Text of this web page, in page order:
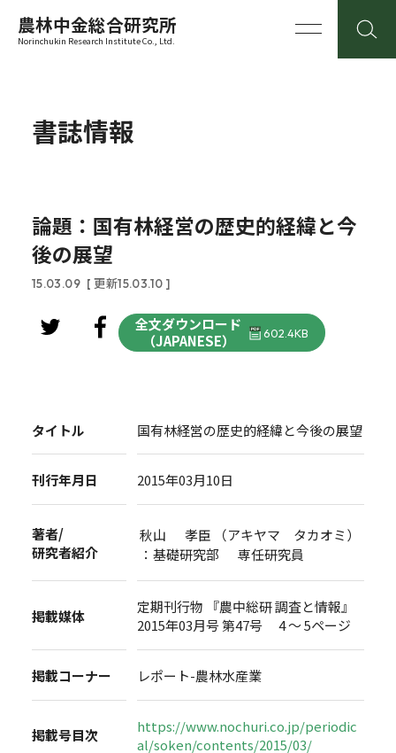
農林中金総合研究所
Norinchukin Research Institute Co., Ltd.
書誌情報
論題：国有林経営の歴史的経緯と今
後の展望
15.03.09 [ 更新15.03.10 ]
全文ダウンロード
（JAPANESE）
602.4KB
タイトル 国有林経営の歴史的経緯と今後の展望
刊行年月日 2015年03月10日
著者/
研究者紹介
秋山 孝臣 （アキヤマ タカオミ）
：基礎研究部 専任研究員
掲載媒体
定期刊行物 『農中総研 調査と情報』
2015年03月号 第47号 4 ～ 5ページ
掲載コーナー レポート-農林水産業
掲載号目次
https://www.nochuri.co.jp/periodic
al/soken/contents/2015/03/